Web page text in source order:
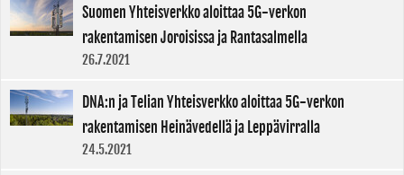
Suomen Yhteisverkko aloittaa 5G-verkon
rakentamisen Joroisissa ja Rantasalmella
26.7.2021
DNA:n ja Telian Yhteisverkko aloittaa 5G-verkon
rakentamisen Heinävedellä ja Leppävirralla
24.5.2021